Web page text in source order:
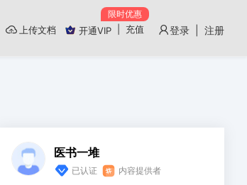
上传文档 开通VIP
限时优惠
充值 登录 | 注册
医书一堆
已认证 内容提供者